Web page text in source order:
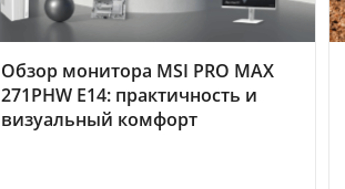
Обзор монитора MSI PRO MAX
271PHW E14: практичность и
визуальный комфорт